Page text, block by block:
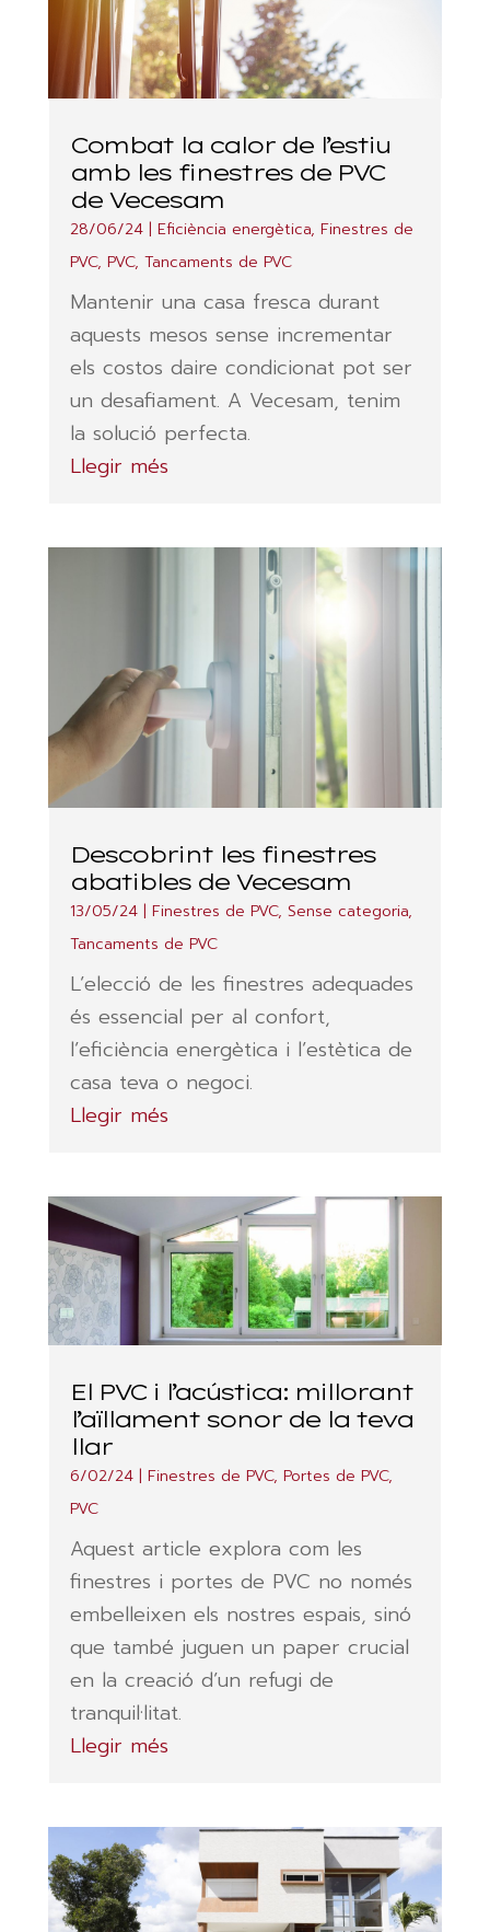
Combat la calor de l’estiu
amb les finestres de PVC
de Vecesam
28/06/24| Eficiència energètica, Finestres de
PVC, PVC, Tancaments de PVC
Mantenir una casa fresca durant
aquests mesos sense incrementar
els costos daire condicionat pot ser
un desafiament. A Vecesam, tenim
la solució perfecta.
Llegir més
Descobrint les finestres
abatibles de Vecesam
13/05/24| Finestres de PVC, Sense categoria,
Tancaments de PVC
L’elecció de les finestres adequades
és essencial per al confort,
l’eficiència energètica i l’estètica de
casa teva o negoci.
Llegir més
El PVC i l’acústica: millorant
l’aïllament sonor de la teva
llar
6/02/24| Finestres de PVC, Portes de PVC,
PVC
Aquest article explora com les
finestres i portes de PVC no només
embelleixen els nostres espais, sinó
que també juguen un paper crucial
en la creació d’un refugi de
tranquil·litat.
Llegir més